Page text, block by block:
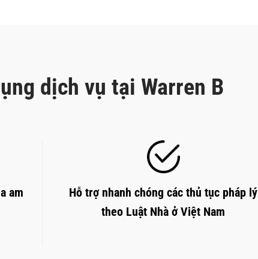
dịch vụ tại Warren B
am
Hỗ trợ nhanh chóng các thủ tục pháp lý
theo Luật Nhà ở Việt Nam